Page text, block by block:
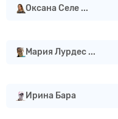
Оксана Селе ...
Мария Лурдес ...
Ирина Бара